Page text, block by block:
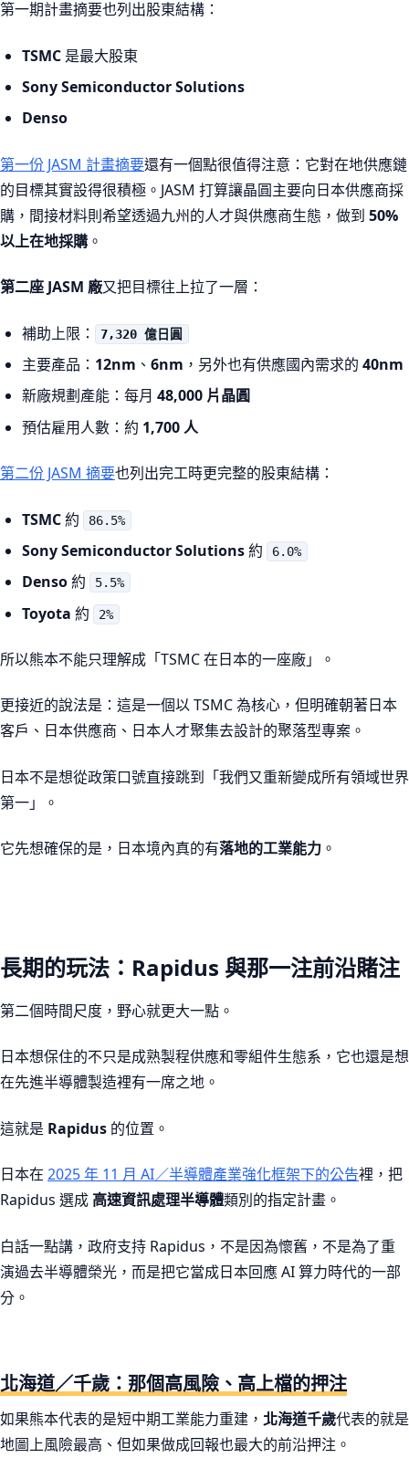
第一期計畫摘要也列出股東結構：
TSMC 是最大股東
Sony Semiconductor Solutions
Denso
第一份 JASM 計畫摘要還有一個點很值得注意：它對在地供應鏈
的目標其實設得很積極。JASM 打算讓晶圓主要向日本供應商採
購，間接材料則希望透過九州的人才與供應商生態，做到 50%
以上在地採購 。
第二座 JASM 廠又把目標往上拉了一層：
補助上限： 7,320 億日圓
主要產品： 12nm 、 6nm ，另外也有供應國內需求的 40nm
新廠規劃產能：每月 48,000 片晶圓
預估雇用人數：約 1,700 人
第二份 JASM 摘要也列出完工時更完整的股東結構：
TSMC約 86.5%
Sony Semiconductor Solutions約 6.0%
Denso約 5.5%
Toyota 約 2%
所以熊本不能只理解成「TSMC 在日本的一座廠」。
更接近的說法是：這是一個以 TSMC 為核心，但明確朝著日本
客戶、日本供應商、日本人才聚集去設計的聚落型專案。
日本不是想從政策口號直接跳到「我們又重新變成所有領域世界
第一」。
它先想確保的是，日本境內真的有落地的工業能力 。
長期的玩法：Rapidus 與那一注前沿賭注
第二個時間尺度，野心就更大一點。
日本想保住的不只是成熟製程供應和零組件生態系，它也還是想
在先進半導體製造裡有一席之地。
這就是 Rapidus 的位置。
日本在 2025 年 11 月 AI／半導體產業強化框架下的公告裡，把
Rapidus 選成 高速資訊處理半導體類別的指定計畫。
白話一點講，政府支持 Rapidus，不是因為懷舊，不是為了重
演過去半導體榮光，而是把它當成日本回應 AI 算力時代的一部
分。
北海道／千歲：那個高風險、高上檔的押注
如果熊本代表的是短中期工業能力重建， 北海道千歲代表的就是
地圖上風險最高、但如果做成回報也最大的前沿押注。